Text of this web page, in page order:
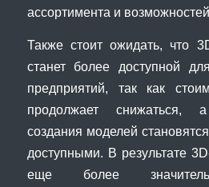
ассортимента и
Также стоит ожидать, что
станет более доступной
предприятий, так как
продолжает снижаться,
создания моделей
доступными. В результате
еще более